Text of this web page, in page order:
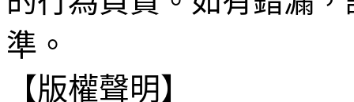
準。
【版權聲明】